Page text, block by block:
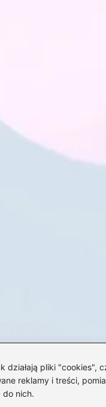
pliki "cookies",
reklamy i treści,
do nich.